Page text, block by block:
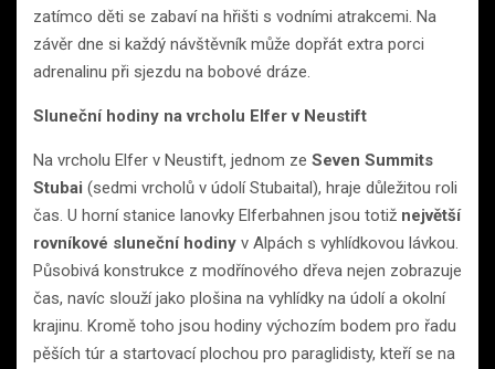
zatímco děti se zabaví na hřišti s vodními atrakcemi. Na
závěr dne si každý návštěvník může dopřát extra porci
adrenalinu při sjezdu na bobové dráze.
Sluneční hodiny na vrcholu Elfer v Neustift
Na vrcholu Elfer v Neustift, jednom ze Seven Summits
Stubai (sedmi vrcholů v údolí Stubaital), hraje důležitou roli
čas. U horní stanice lanovky Elferbahnen jsou totiž největší
rovníkové sluneční hodiny v Alpách s vyhlídkovou lávkou.
Působivá konstrukce z modřínového dřeva nejen zobrazuje
čas, navíc slouží jako plošina na vyhlídky na údolí a okolní
krajinu. Kromě toho jsou hodiny výchozím bodem pro řadu
pěších túr a startovací plochou pro paraglidisty, kteří se na